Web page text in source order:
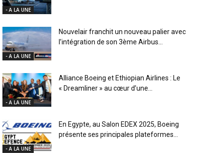
- A LA UNE
- A LA UNE
Nouvelair franchit un nouveau palier avec
l’intégration de son 3ème Airbus...
- A LA UNE
Alliance Boeing et Ethiopian Airlines : Le
« Dreamliner » au cœur d’une...
- A LA UNE
En Egypte, au Salon EDEX 2025, Boeing
présente ses principales plateformes...